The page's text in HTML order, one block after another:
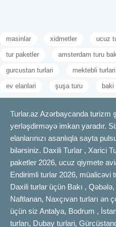
masinlar xidmetler ucuz
tur paketler amsterdam turu
gurcustan turlari mektebli turlari
ev elanlari şuşa turu baki
Turlar.az Azərbaycanda turizm
yerləşdirməyə imkan yaradır.
elanlarınızı asanlıqla sayta
bilərsiniz. Daxili Turlar , Xarici
paketler 2026, ucuz qiymete
Endirimli turlar 2026, müalicəvi
Daxili turlar üçün Bakı , Qəbələ,
Naftlanan, Naxçıvan turları ən
üçün siz Antalya, Bodrum ,
turları, Dubay turlari,